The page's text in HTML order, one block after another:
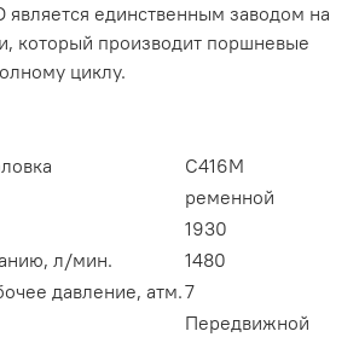
является единственным заводом на
который производит поршневые
циклу.
С416М
ременной
1930
л/мин.
1480
давление, атм.7
Передвижной